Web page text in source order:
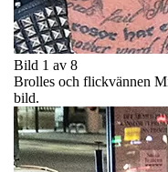
Bild 1 av 8
Brolles och flickvännen
bild.